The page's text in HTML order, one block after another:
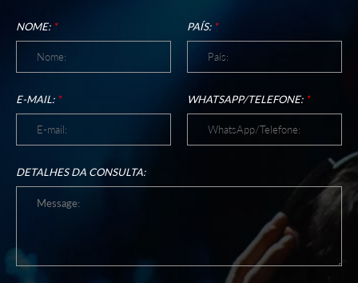
NOME: * PAÍS: *
E-MAIL: * WHATSAPP/TELEFONE: *
DETALHES DA CONSULTA: